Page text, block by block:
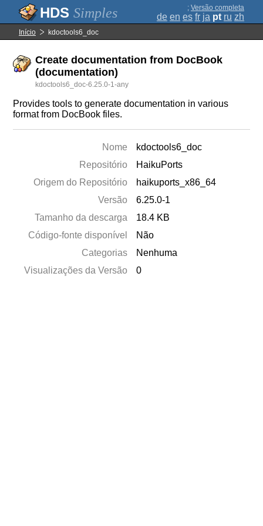
Simples ; Versão completa
de en es fr ja pt ru zh
Início kdoctools6_doc
Create documentation from DocBook
(documentation)
kdoctools6_doc-6.25.0-1-any
Provides tools to generate documentation in various
format from DocBook files.
Nome
kdoctools6_doc
Repositório
HaikuPorts
Origem do Repositório
haikuports_x86_64
Versão
6.25.0-1
Tamanho da descarga
18.4 KB
Código-fonte disponível
Não
Categorias
Nenhuma
Visualizações da Versão
0